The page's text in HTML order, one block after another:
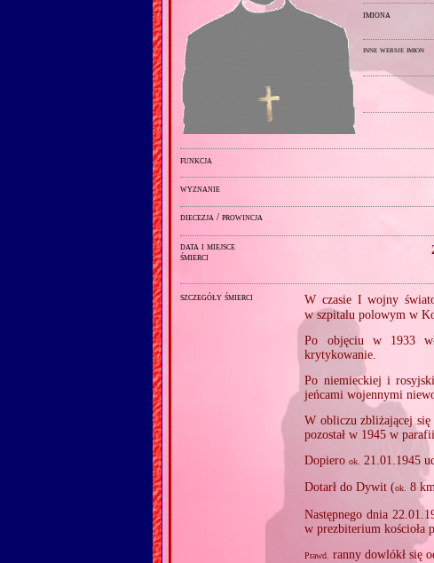
imiona
inne wersje imion
funkcja
wyznanie
diecezja / prowincja
data i miejsce
śmierci
szczegóły śmierci W czasie I wojny
w szpitalu polowym w
Po objęciu w 1933
krytykowanie.
Po niemieckiej i
jeńcami wojennymi
W obliczu zbliżającej
pozostał w 1945 w
Dopierook. 21.01.1945
Dotarł do Dywit (ok. 8
Następnego dnia
w prezbiterium kościoła
Prawd. ranny dowlókł się